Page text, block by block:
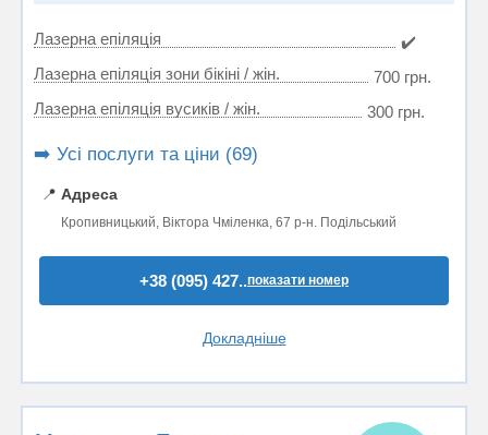
Лазерна епіляція
✔️
Лазерна епіляція зони бікіні / жін.
700 грн.
Лазерна епіляція вусиків / жін.
300 грн.
➡️ Усі послуги та ціни (69)
📍 Адреса
Кропивницький, Віктора Чміленка, 67 р-н. Подільський
+38 (095) 427..показати номер
Докладніше